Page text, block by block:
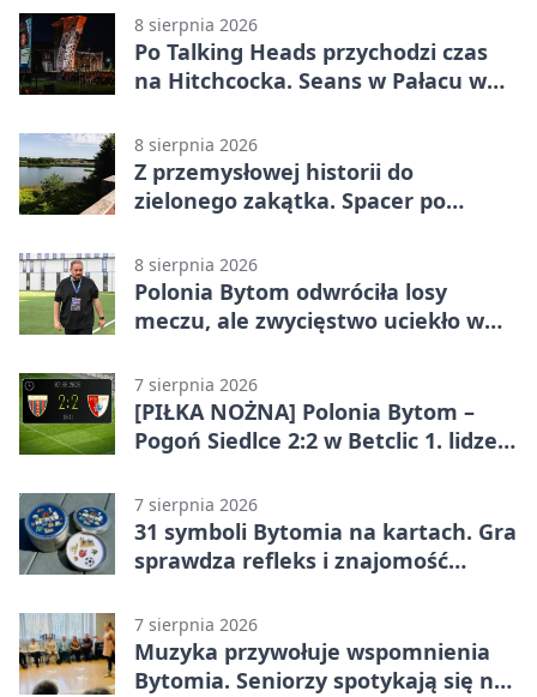
8 sierpnia 2026
Po Talking Heads przychodzi czas
na Hitchcocka. Seans w Pałacu w
8 sierpnia 2026
Z przemysłowej historii do
zielonego zakątka. Spacer po
8 sierpnia 2026
Polonia Bytom odwróciła losy
meczu, ale zwycięstwo uciekło w
7 sierpnia 2026
[PIŁKA NOŻNA] Polonia Bytom –
Pogoń Siedlce 2:2 w Betclic 1. lidze.
ale stracili zwycięstwo
7 sierpnia 2026
31 symboli Bytomia na kartach. Gra
sprawdza refleks i znajomość
7 sierpnia 2026
Muzyka przywołuje wspomnienia
Bytomia. Seniorzy spotykają się na